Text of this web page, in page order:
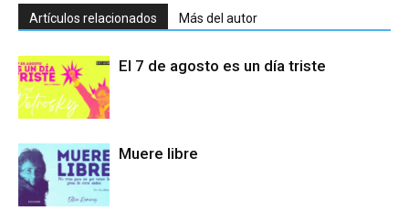
Artículos relacionados Más del autor
El 7 de agosto es un día triste
Muere libre